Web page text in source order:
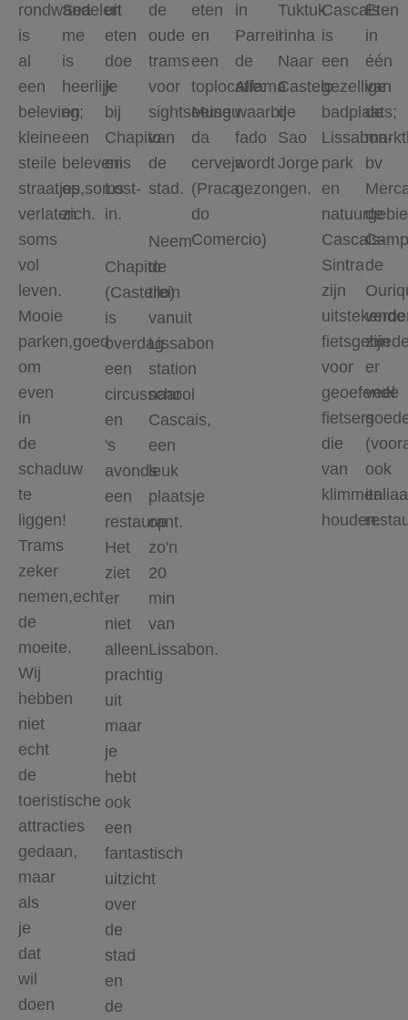
rondwandelen
is
al
een
beleving;
kleine
steile
straatjes,soms
verlaten
soms
vol
leven.
Mooie
parken,goed
om
even
in
de
schaduw
te
liggen!
Trams
zeker
nemen,echt
de
moeite.
Wij
hebben
niet
echt
de
toeristische
attracties
gedaan,
maar
als
je
dat
wil
doen
Sea
me
is
heerlijk
en
een
belevenis
op
zich.
uit
eten
doe
je
bij
Chapito
en
Lost-
in.
Chapito
(Castello)
is
overdag
een
circusschool
en
's
avonds
een
restaurant.
Het
ziet
er
niet
alleen
prachtig
uit
maar
je
hebt
ook
een
fantastisch
uitzicht
over
de
stad
en
de
de
oude
trams
voor
sightseeing
van
de
stad.
Neem
de
trein
vanuit
Lissabon
station
naar
Cascais,
een
leuk
plaatsje
op
zo'n
20
min
van
Lissabon.
eten
en
een
toplocatie:
Museu
da
cerveja
(Praca
do
Comercio)
in
Parreirinha
de
Alfama
waarbij
fado
wordt
gezongen.
Tuktuk
!
Naar
Castelo
de
Sao
Jorge
Cascais
is
een
gezellige
badplaats;
Lissabon-
park
en
Cascais-
Sintra
zijn
uitstekende
voor
geoefende
fietsers
die
van
klimmen
houden.
Eten
in
één
van
de
bv
de
de
zijn
er
veel
ook